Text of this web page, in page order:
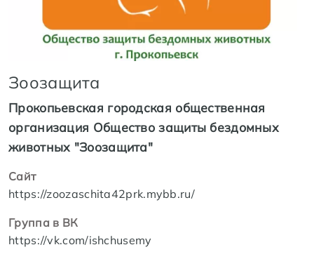
Зоозащита
Прокопьевская городская общественная
организация Общество защиты бездомных
животных "Зоозащита"
Сайт
https://zoozaschita42prk.mybb.ru/
Группа в ВК
https://vk.com/ishchusemy